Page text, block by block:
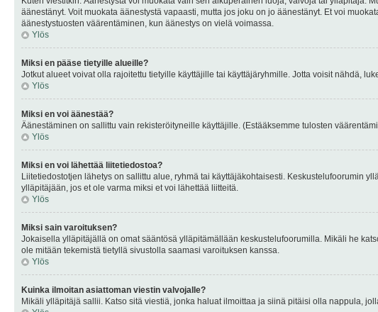
äänestänyt. Voit muokata äänestystä vapaasti, mutta jos joku on jo äänestänyt. Et voi
äänestystuosten väärentäminen, kun äänestys on vielä voimassa.
Ylös
Miksi en pääse tietyille alueille?
Jotkut alueet voivat olla rajoitettu tietyille käyttäjille tai käyttäjäryhmille. Jotta voisit nähdä,
Ylös
Miksi en voi äänestää?
Äänestäminen on sallittu vain rekisteröityneille käyttäjille. (Estääksemme tulosten
Ylös
Miksi en voi lähettää liitetiedostoa?
Liitetiedostotjen lähetys on sallittu alue, ryhmä tai käyttäjäkohtaisesti. Keskustelufoorumin
ylläpitäjään, jos et ole varma miksi et voi lähettää liitteitä.
Ylös
Miksi sain varoituksen?
Jokaisella ylläpitäjällä on omat sääntösä ylläpitämällään keskustelufoorumilla. Mikäli he
ole mitään tekemistä tietyllä sivustolla saamasi varoituksen kanssa.
Ylös
Kuinka ilmoitan asiattoman viestin valvojalle?
Mikäli ylläpitäjä sallii. Katso sitä viestiä, jonka haluat ilmoittaa ja siinä pitäisi olla nappula,